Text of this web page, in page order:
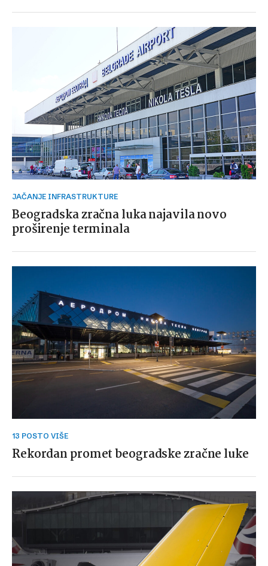
JAČANJE INFRASTRUKTURE
Beogradska zračna luka najavila novo
proširenje terminala
13 POSTO VIŠE
Rekordan promet beogradske zračne luke